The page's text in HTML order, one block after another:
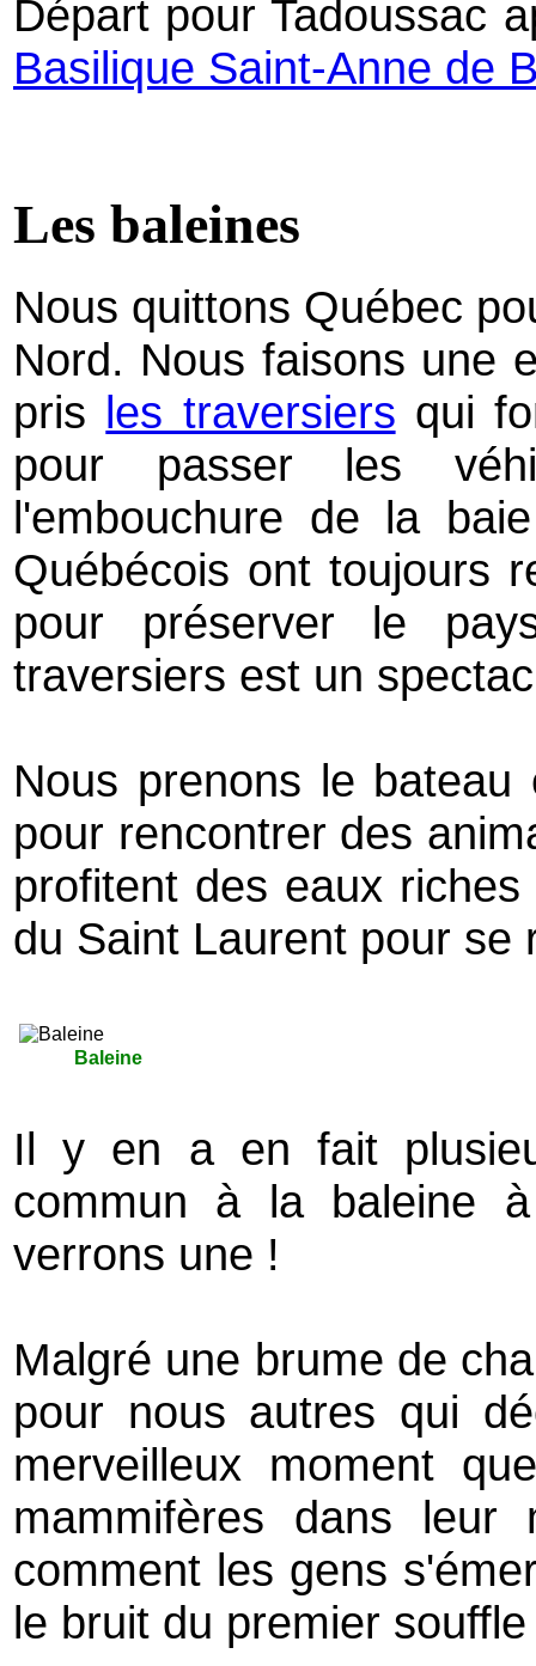
Départ pour Tadoussac
Basilique Saint-Anne de
Les baleines
Nous quittons Québec
Nord. Nous faisons une
pris les traversiers qui
pour passer les
l'embouchure de la
Québécois ont toujours
pour préserver le
traversiers est un
Nous prenons le
pour rencontrer des
profitent des eaux
du Saint Laurent pour se
Baleine
Il y en a en fait
commun à la baleine
verrons une !
Malgré une brume de
pour nous autres qui
merveilleux moment
mammifères dans
comment les gens
le bruit du premier